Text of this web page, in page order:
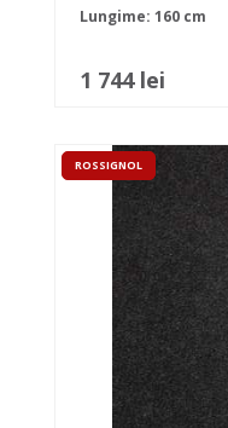
Lungime: 160 cm
1 744 lei
ROSSIGNOL